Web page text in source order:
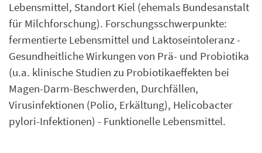
Lebensmittel, Standort Kiel (ehemals Bundesanstalt
für Milchforschung). Forschungsschwerpunkte:
fermentierte Lebensmittel und Laktoseintoleranz -
Gesundheitliche Wirkungen von Prä- und Probiotika
(u.a. klinische Studien zu Probiotikaeffekten bei
Magen-Darm-Beschwerden, Durchfällen,
Virusinfektionen (Polio, Erkältung), Helicobacter
pylori-Infektionen) - Funktionelle Lebensmittel.